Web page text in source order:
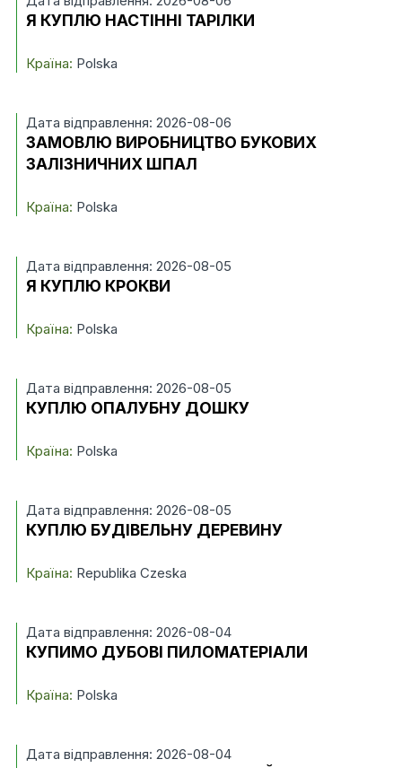
Я КУПЛЮ НАСТІННІ ТАРІЛКИ
Країна: Polska
Дата відправлення: 2026-08-06
ЗАМОВЛЮ ВИРОБНИЦТВО БУКОВИХ
ЗАЛІЗНИЧНИХ ШПАЛ
Країна: Polska
Дата відправлення: 2026-08-05
Я КУПЛЮ КРОКВИ
Країна: Polska
Дата відправлення: 2026-08-05
КУПЛЮ ОПАЛУБНУ ДОШКУ
Країна: Polska
Дата відправлення: 2026-08-05
КУПЛЮ БУДІВЕЛЬНУ ДЕРЕВИНУ
Країна: Republika Czeska
Дата відправлення: 2026-08-04
КУПИМО ДУБОВІ ПИЛОМАТЕРІАЛИ
Країна: Polska
Дата відправлення: 2026-08-04